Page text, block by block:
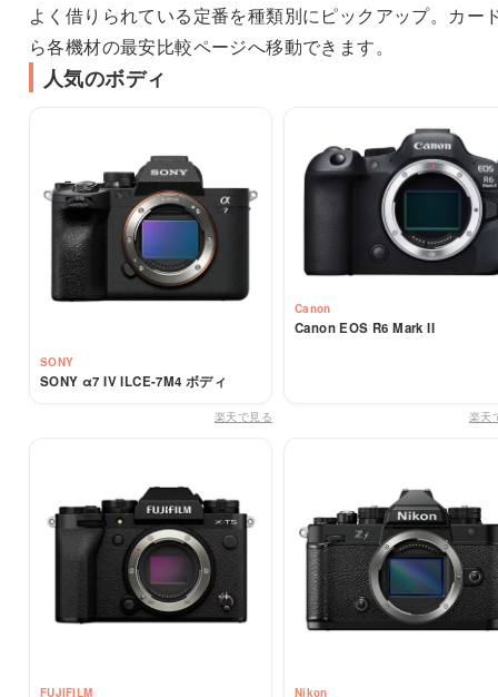
よく借りられている定番を種類別にピックアップ。カー
ら各機材の最安比較ページへ移動できます。
人気のボディ
SONY
SONY α7 IV ILCE-7M4 ボディ
楽天で見る
Canon
Canon EOS R6 Mark II
楽天
FUJIFILM Nikon